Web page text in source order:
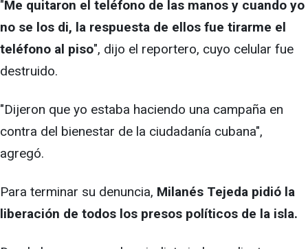
"Me quitaron el teléfono de las manos y cuando yo
no se los di, la respuesta de ellos fue tirarme el
teléfono al piso", dijo el reportero, cuyo celular fue
destruido.
"Dijeron que yo estaba haciendo una campaña en
contra del bienestar de la ciudadanía cubana",
agregó.
Para terminar su denuncia, Milanés Tejeda pidió la
liberación de todos los presos políticos de la isla.